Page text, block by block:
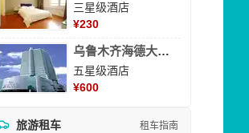
三星级酒店
¥230
乌鲁木齐海德大酒店
五星级酒店
¥600
旅游租车 租车指南